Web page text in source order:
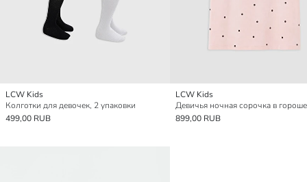
LCW Kids
Колготки для девочек, 2 упаковки
499,00 RUB
LCW Kids
899,00 RUB